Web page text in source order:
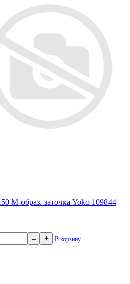
М-образ. заточка Yoko 109844
– + В корзину